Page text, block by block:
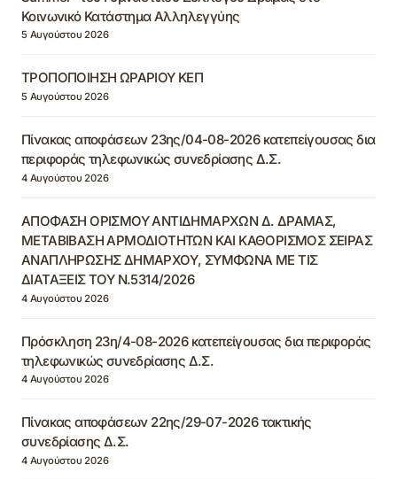
Κοινωνικό Κατάστημα Αλληλεγγύης
5 Αυγούστου 2026
ΤΡΟΠΟΠΟΙΗΣΗ ΩΡΑΡΙΟΥ ΚΕΠ
5 Αυγούστου 2026
Πίνακας αποφάσεων 23ης/04-08-2026 κατεπείγουσας δια
περιφοράς τηλεφωνικώς συνεδρίασης Δ.Σ.
4 Αυγούστου 2026
ΑΠΟΦΑΣΗ ΟΡΙΣΜΟΥ ΑΝΤΙΔΗΜΑΡΧΩΝ Δ. ΔΡΑΜΑΣ,
ΜΕΤΑΒΙΒΑΣΗ ΑΡΜΟΔΙΟΤΗΤΩΝ ΚΑΙ ΚΑΘΟΡΙΣΜΟΣ ΣΕΙΡΑΣ
ΑΝΑΠΛΗΡΩΣΗΣ ΔΗΜΑΡΧΟΥ, ΣΥΜΦΩΝΑ ΜΕ ΤΙΣ
ΔΙΑΤΑΞΕΙΣ ΤΟΥ Ν.5314/2026
4 Αυγούστου 2026
Πρόσκληση 23η/4-08-2026 κατεπείγουσας δια περιφοράς
τηλεφωνικώς συνεδρίασης Δ.Σ.
4 Αυγούστου 2026
Πίνακας αποφάσεων 22ης/29-07-2026 τακτικής
συνεδρίασης Δ.Σ.
4 Αυγούστου 2026